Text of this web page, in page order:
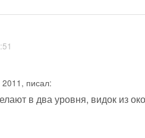
писал:
в два уровня, видок из